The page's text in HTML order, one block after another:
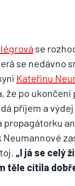
se
se nedávno
Kateřinu
že po
příjem a
propagátorku
Neumannové
„I já se celý
těle cítila